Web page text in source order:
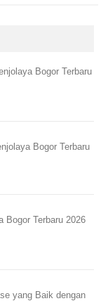
Bogor Terbaru
Bogor Terbaru
Bogor Terbaru 2026
yang Baik dengan